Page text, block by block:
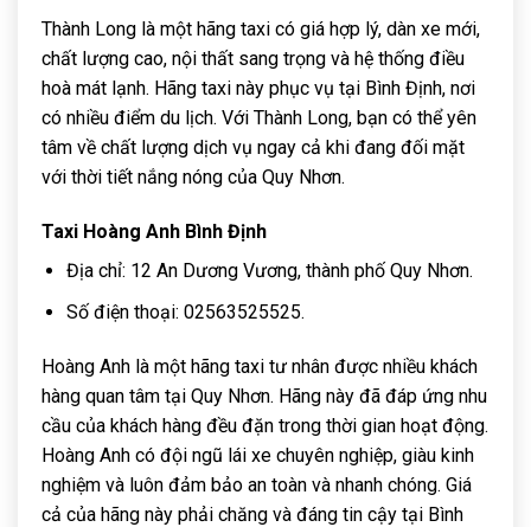
Thành Long là một hãng taxi có giá hợp lý, dàn xe mới,
chất lượng cao, nội thất sang trọng và hệ thống điều
hoà mát lạnh. Hãng taxi này phục vụ tại Bình Định, nơi
có nhiều điểm du lịch. Với Thành Long, bạn có thể yên
tâm về chất lượng dịch vụ ngay cả khi đang đối mặt
với thời tiết nắng nóng của Quy Nhơn.
Taxi Hoàng Anh Bình Định
Địa chỉ: 12 An Dương Vương, thành phố Quy Nhơn.
Số điện thoại: 02563525525.
Hoàng Anh là một hãng taxi tư nhân được nhiều khách
hàng quan tâm tại Quy Nhơn. Hãng này đã đáp ứng nhu
cầu của khách hàng đều đặn trong thời gian hoạt động.
Hoàng Anh có đội ngũ lái xe chuyên nghiệp, giàu kinh
nghiệm và luôn đảm bảo an toàn và nhanh chóng. Giá
cả của hãng này phải chăng và đáng tin cậy tại Bình